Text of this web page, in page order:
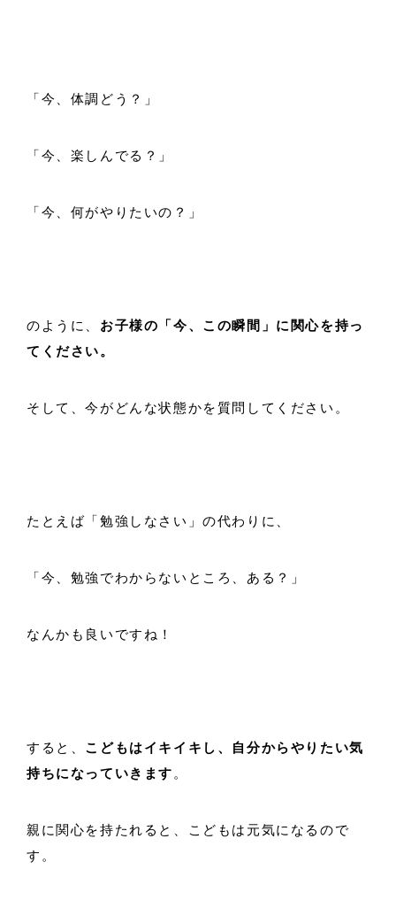
「今、体調どう？」
「今、楽しんでる？」
「今、何がやりたいの？」
のように、 お子様の「今、この瞬間」に関心を持っ
てください。
そして、今がどんな状態かを質問してください。
たとえば「勉強しなさい」の代わりに、
「今、勉強でわからないところ、ある？」
なんかも良いですね！
すると、 こどもはイキイキし、自分からやりたい気
持ちになっていきます 。
親に関心を持たれると、こどもは元気になるので
す。